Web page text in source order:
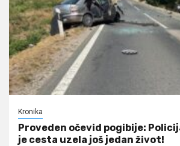
Kronika
Proveden očevid pogibije:
je cesta uzela još jedan život!